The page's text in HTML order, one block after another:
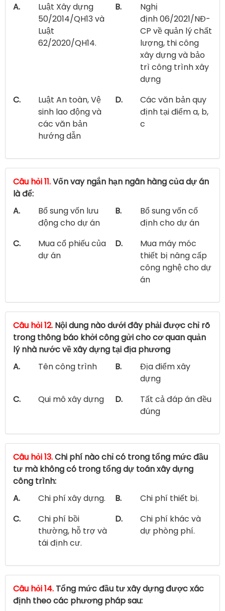
A.
Luật Xây dựng
50/2014/QH13 và
Luật
62/2020/QH14.
B.
Nghị
định 06/2021/NĐ-
CP về quản lý chất
lượng, thi công
xây dựng và bảo
trì công trình xây
dựng
C.
Luật An toàn, Vệ
sinh lao động và
các văn bản
hướng dẫn
D.
Các văn bản quy
định tại điểm a, b,
c
Câu hỏi 11.Vốn vay ngắn hạn ngân hàng của dự án
là để:
A.
Bổ sung vốn lưu
động cho dự án
B.
Bổ sung vốn cố
định cho dự án
C.
Mua cổ phiếu của
dự án
D.
Mua máy móc
thiết bị nâng cấp
công nghệ cho dự
án
Câu hỏi 12. Nội dung nào dưới đây phải được chỉ rõ
trong thông báo khởi công gửi cho cơ quan quản
lý nhà nước về xây dựng tại địa phương
A.
Tên công trình B.
Địa điểm xây
dựng
C.
Qui mô xây dựng D.
Tất cả đáp án đều
đúng
Câu hỏi 13.Chi phí nào chỉ có trong tổng mức đầu
tư mà không có trong tổng dự toán xây dựng
công trình:
A.
Chi phí xây dựng. B.
Chi phí thiết bị.
C.
Chi phí bồi
thường, hỗ trợ và
tái định cư.
D.
Chi phí khác và
dự phòng phí.
Câu hỏi 14. Tổng mức đầu tư xây dựng được xác
định theo các phương pháp sau: